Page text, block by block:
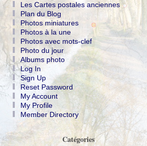
Les Cartes postales anciennes
Plan du Blog
Photos miniatures
Photos à la une
Photos avec mots-clef
Photo du jour
Albums photo
Log In
Sign Up
Reset Password
My Account
My Profile
Member Directory
Catégories